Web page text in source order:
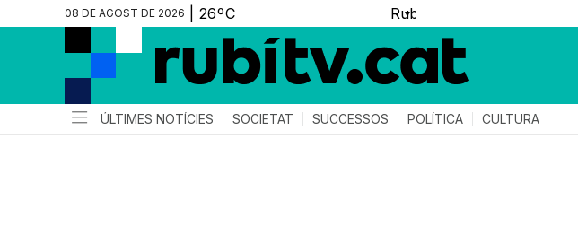
08 DE AGOST DE 2026 ▼
ÚLTIMES NOTÍCIES SOCIETAT SUCCESSOS POLÍTICA CULTURA